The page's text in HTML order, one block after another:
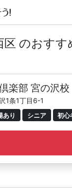
区 のおす
楽部 宮の沢校
1条1丁目6-1
あり シニア 初心